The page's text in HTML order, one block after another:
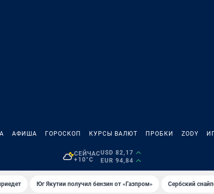
АФИША ГОРОСКОП КУРСЫ ВАЛЮТ ПРОБКИ ZODY
СЕЙЧАС
+10°C
USD 82,17
EUR 94,84
Юг Якутии получил бензин от «Газпром» Сербский